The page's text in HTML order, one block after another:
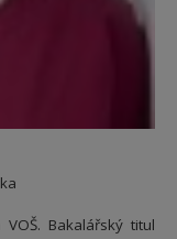
Bakalářský titul